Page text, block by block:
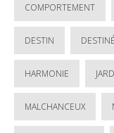
COMPORTEMENT
DESTIN
HARMONIE
MALCHANCEUX